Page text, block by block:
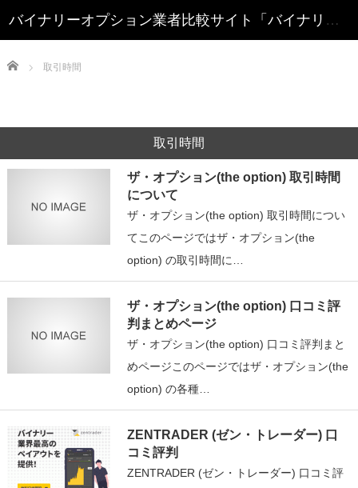
Home 取引時間
取引時間
ザ・オプション(the option) 取引時間
について
ザ・オプション(the option) 取引時間につい
てこのページではザ・オプション(the
option) の取引時間に…
ザ・オプション(the option) 口コミ評
判まとめページ
ザ・オプション(the option) 口コミ評判まと
めページこのページではザ・オプション(the
option) の各種…
ZENTRADER (ゼン・トレーダー) 口
コミ評判
ZENTRADER (ゼン・トレーダー) 口コミ評